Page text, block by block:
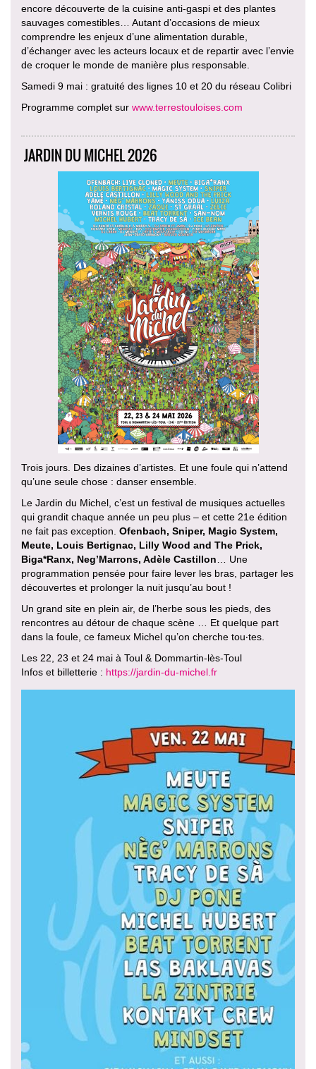
encore découverte de la cuisine anti-gaspi et des plantes
sauvages comestibles… Autant d’occasions de mieux
comprendre les enjeux d’une alimentation durable,
d’échanger avec les acteurs locaux et de repartir avec l’envie
de croquer le monde de manière plus responsable.
Samedi 9 mai : gratuité des lignes 10 et 20 du réseau Colibri
Programme complet sur www.terrestouloises.com
JARDIN DU MICHEL 2026
Trois jours. Des dizaines d’artistes. Et une foule qui n’attend
qu’une seule chose : danser ensemble.
Le Jardin du Michel, c’est un festival de musiques actuelles
qui grandit chaque année un peu plus – et cette 21e édition
ne fait pas exception. Ofenbach, Sniper, Magic System,
Meute, Louis Bertignac, Lilly Wood and The Prick,
Biga*Ranx, Neg’Marrons, Adèle Castillon … Une
programmation pensée pour faire lever les bras, partager les
découvertes et prolonger la nuit jusqu’au bout !
Un grand site en plein air, de l’herbe sous les pieds, des
rencontres au détour de chaque scène … Et quelque part
dans la foule, ce fameux Michel qu’on cherche tou‧tes.
Les 22, 23 et 24 mai à Toul & Dommartin-lès-Toul
Infos et billetterie : https://jardin-du-michel.fr